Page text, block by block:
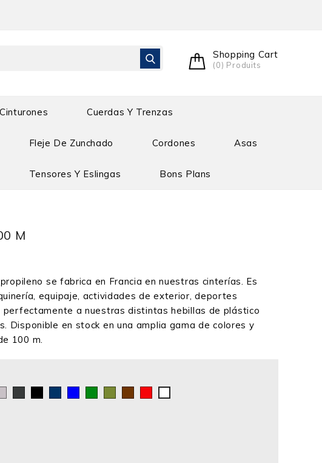
Shopping Cart
(0) Produits
Cinturones Cuerdas Y Trenzas
Fleje De Zunchado Cordones Asas
Tensores Y Eslingas Bons Plans
M
se fabrica en Francia en nuestras cinterías. Es
equipaje, actividades de exterior, deportes
perfectamente a nuestras distintas hebillas de plástico
Disponible en stock en una amplia gama de colores y
100 m.